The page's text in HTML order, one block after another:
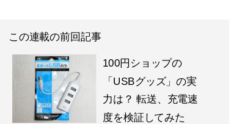
この連載の前回記事
100円ショップの
「USBグッズ」の実
力は？ 転送、充電速
度を検証してみた